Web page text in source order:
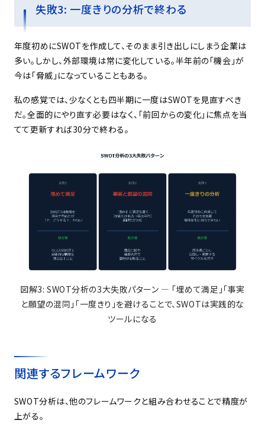
失敗3: 一度きりの分析で終わる
年度初めにSWOTを作成して、そのまま引き出しにしまう企業は
多い。しかし、外部環境は常に変化している。半年前の「機会」が
今は「脅威」になっていることもある。
私の感覚では、少なくとも四半期に一度はSWOTを見直すべき
だ。全面的にやり直す必要はなく、「前回からの変化」に焦点を当
てて更新すれば30分で終わる。
図解3: SWOT分析の3大失敗パターン ― 「埋めて満足」「事実
と願望の混同」「一度きり」を避けることで、 SWOTは実践的な
ツールになる
関連するフレームワーク
SWOT分析は、他のフレームワークと組み合わせることで精度が
上がる。